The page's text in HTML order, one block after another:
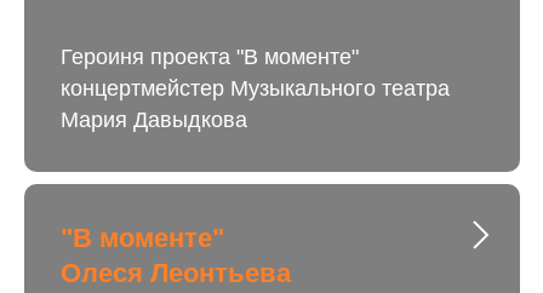
Героиня проекта "В моменте"
концертмейстер Музыкального театра
Мария Давыдкова
"В моменте"
Олеся Леонтьева